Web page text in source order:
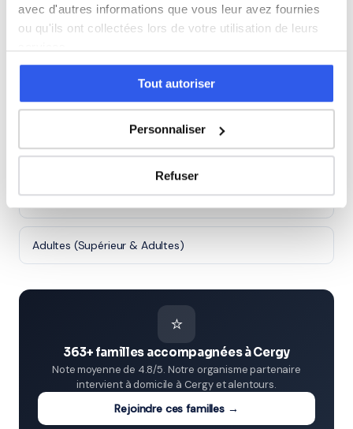
avec d'autres informations que vous leur avez fournies
ou qu'ils ont collectées lors de votre utilisation de leurs
Tout autoriser
Personnaliser
Refuser
3ème (Collège)
Seconde (Lycée)
Première (Lycée)
Terminale (Lycée)
Études supérieures (Supérieur & Adultes)
Adultes (Supérieur & Adultes)
⭐
363+ familles accompagnées à Cergy
Note moyenne de 4.8/5. Notre organisme partenaire
intervient à domicile à Cergy et alentours.
Rejoindre ces familles →